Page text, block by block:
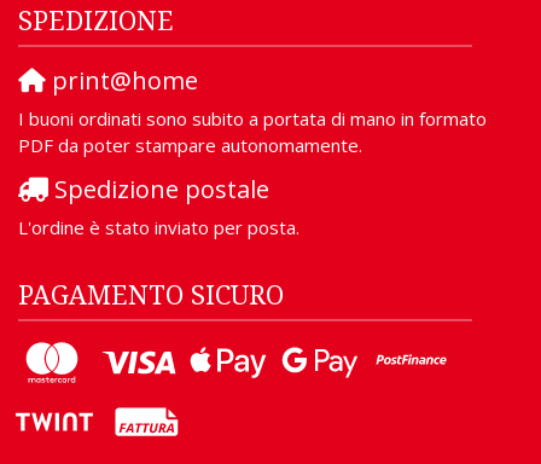
SPEDIZIONE
print@home
I buoni ordinati sono subito a portata di mano in formato
PDF da poter stampare autonomamente.
Spedizione postale
L'ordine è stato inviato per posta.
PAGAMENTO SICURO